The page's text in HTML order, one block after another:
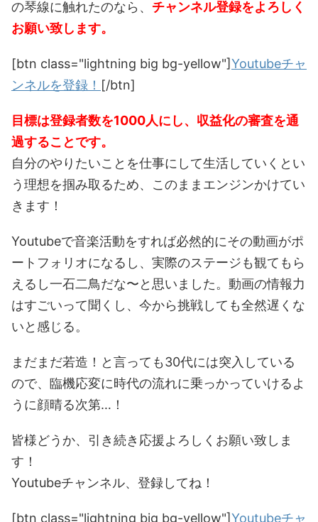
の琴線に触れたのなら、 チャンネル登録をよろしく
お願い致します。
[btn class="lightning big bg-yellow"]Youtubeチャ
ンネルを登録！ [/btn]
目標は登録者数を1000人にし、収益化の審査を通
過することです。
自分のやりたいことを仕事にして生活していくとい
う理想を掴み取るため、このままエンジンかけてい
きます！
Youtubeで音楽活動をすれば必然的にその動画がポ
ートフォリオになるし、実際のステージも観てもら
えるし一石二鳥だな〜と思いました。動画の情報力
はすごいって聞くし、今から挑戦しても全然遅くな
いと感じる。
まだまだ若造！と言っても30代には突入している
ので、臨機応変に時代の流れに乗っかっていけるよ
うに顔晴る次第…！
皆様どうか、引き続き応援よろしくお願い致しま
す！
Youtubeチャンネル、登録してね！
[btn class="lightning big bg-yellow"]Youtubeチャ